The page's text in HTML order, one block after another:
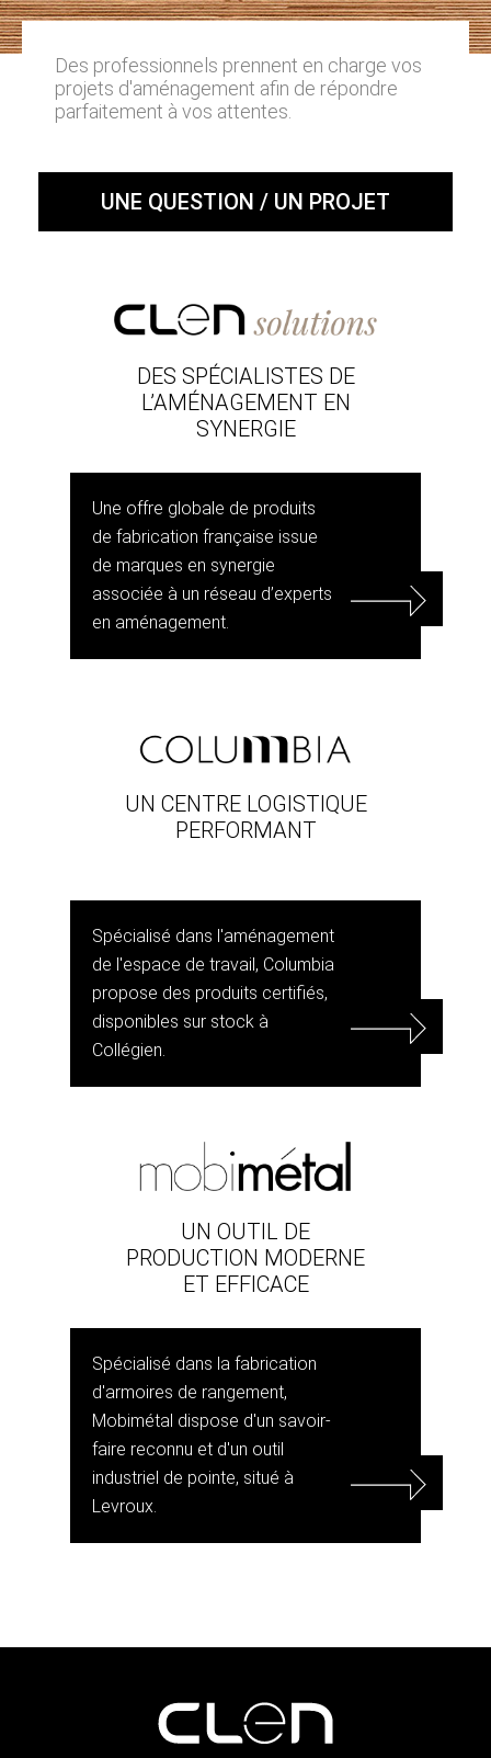
Des professionnels prennent en charge vos
projets d'aménagement afin de répondre
parfaitement à vos attentes.
UNE QUESTION / UN PROJET
DES SPÉCIALISTES DE
L’AMÉNAGEMENT EN
SYNERGIE
Une offre globale de produits
de fabrication française issue
de marques en synergie
associée à un réseau d’experts
en aménagement.
UN CENTRE LOGISTIQUE
PERFORMANT
Spécialisé dans l'aménagement
de l'espace de travail, Columbia
propose des produits certifiés,
disponibles sur stock à
Collégien.
UN OUTIL DE
PRODUCTION MODERNE
ET EFFICACE
Spécialisé dans la fabrication
d'armoires de rangement,
Mobimétal dispose d'un savoir-
faire reconnu et d'un outil
industriel de pointe, situé à
Levroux.